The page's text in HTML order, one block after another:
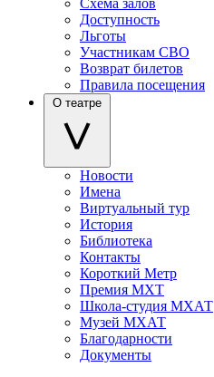
Схема залов
Доступность
Льготы
Участникам СВО
Возврат билетов
Правила посещения
О театре
Новости
Имена
Виртуальный тур
История
Библиотека
Контакты
Короткий Метр
Премия МХТ
Школа-студия МХАТ
Музей МХАТ
Благодарности
Документы